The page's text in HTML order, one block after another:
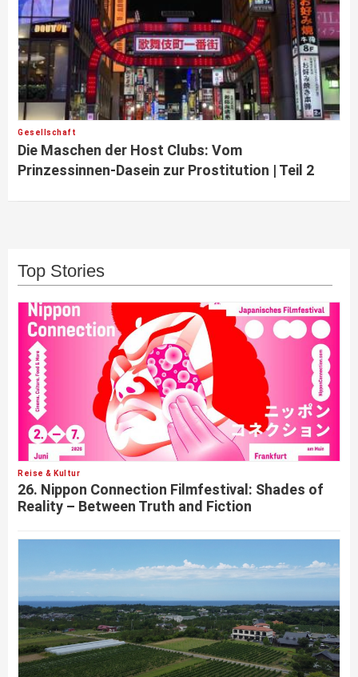
Gesellschaft
Die Maschen der Host Clubs: Vom
Prinzessinnen-Dasein zur Prostitution | Teil 2
Top Stories
Reise & Kultur
26. Nippon Connection Filmfestival: Shades of
Reality – Between Truth and Fiction